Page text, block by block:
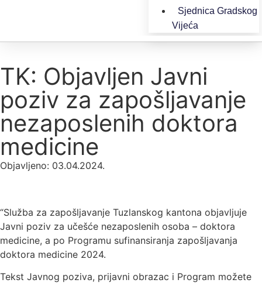
Sjednica Gradskog
Vijeća
TK: Objavljen Javni
poziv za zapošljavanje
nezaposlenih doktora
medicine
Objavljeno: 03.04.2024.
“Služba za zapošljavanje Tuzlanskog kantona objavljuje
Javni poziv za učešće nezaposlenih osoba – doktora
medicine, a po Programu sufinansiranja zapošljavanja
doktora medicine 2024.
Tekst Javnog poziva, prijavni obrazac i Program možete